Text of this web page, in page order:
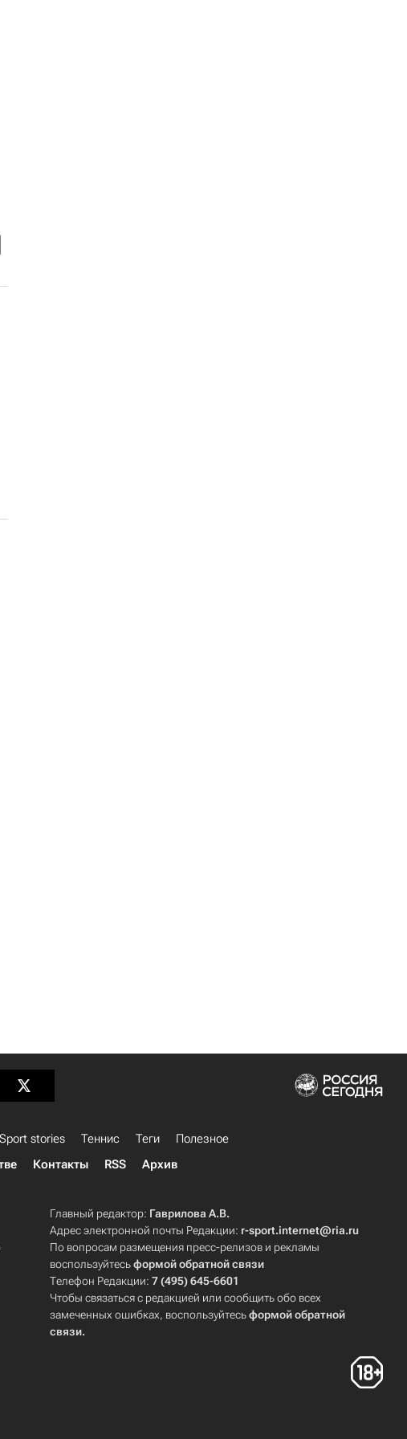
Sport stories Теннис Теги
Полезное
Контакты RSS Архив
Главный редактор: Гаврилова А.В.
Адрес электронной почты Редакции: r-sport.internet@ria.ru
По вопросам размещения пресс-релизов и рекламы
воспользуйтесьформой обратной связи
Телефон Редакции:7 (495) 645-6601
Чтобы связаться с редакцией или сообщить обо всех
замеченных ошибках, воспользуйтесьформой обратной
связи.